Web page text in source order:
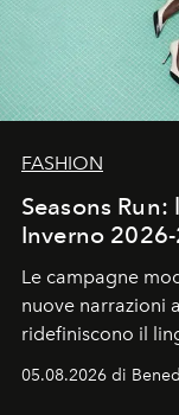
FASHION
Seasons
Inverno
Le campagne
nuove narrazioni
ridefiniscono il
protagonisti del
contemporanea
05.08.2026 di